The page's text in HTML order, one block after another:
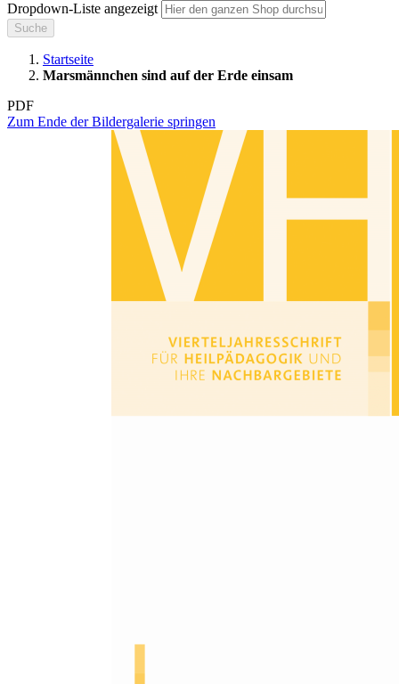
Dropdown-Liste angezeigt
Suche
Startseite
Marsmännchen sind auf der Erde einsam
PDF
Zum Ende der Bildergalerie springen
Erde einsam